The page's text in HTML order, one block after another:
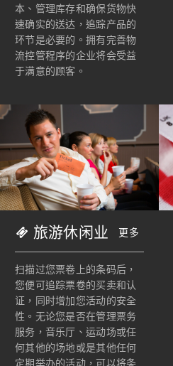
本、管理库存和确保货物快
速确实的送达，追踪产品的
环节是必要的。拥有完善物
流控管程序的企业将会受益
于满意的顾客。
旅游休闲业 更多
扫描过您票卷上的条码后，
您便可追踪票卷的买卖和认
证，同时增加您活动的安全
性。无论您是否在管理票务
服务，音乐厅、运动场或任
何其他的场地或是其他任何
定期举办的活动，可以将条